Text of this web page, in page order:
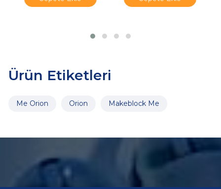
Ürün Etiketleri
Me Orion Orion Makeblock Me